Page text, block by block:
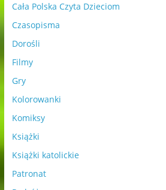
Cała Polska Czyta Dzieciom
Czasopisma
Dorośli
Filmy
Gry
Kolorowanki
Komiksy
Książki
Książki katolickie
Patronat